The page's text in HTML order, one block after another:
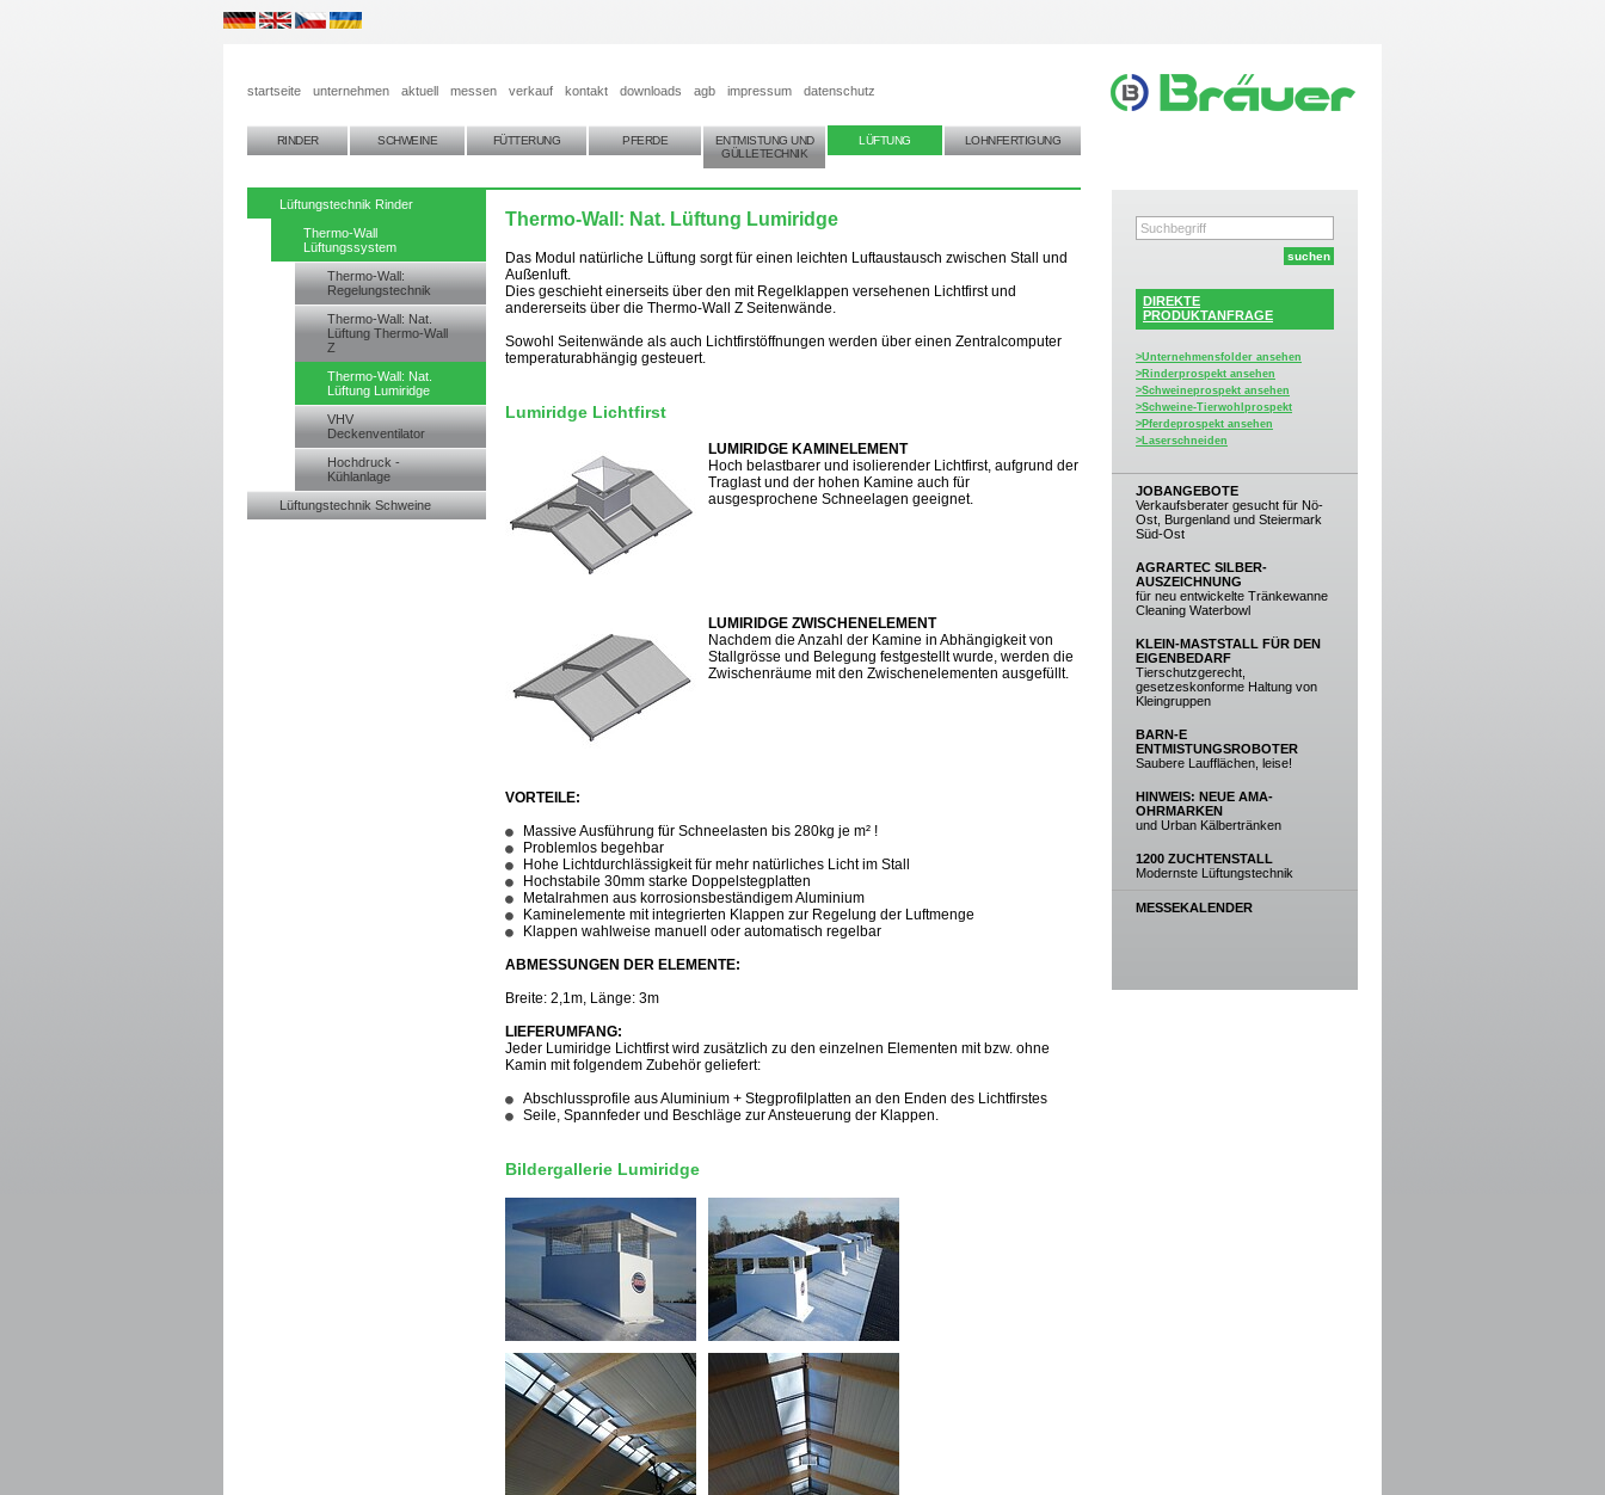
startseite unternehmen aktuell messen verkauf kontakt downloads agb impressum datenschutz
RINDER SCHWEINE FÜTTERUNG PFERDE
ENTMISTUNG UND
GÜLLETECHNIK
LÜFTUNG LOHNFERTIGUNG
DIREKTE
PRODUKTANFRAGE
>Unternehmensfolder ansehen
>Rinderprospekt ansehen
>Schweineprospekt ansehen
>Schweine-Tierwohlprospekt
>Pferdeprospekt ansehen
>Laserschneiden
JOBANGEBOTE
Verkaufsberater gesucht für Nö-
Ost, Burgenland und Steiermark
Süd-Ost
AGRARTEC SILBER-
AUSZEICHNUNG
für neu entwickelte Tränkewanne
Cleaning Waterbowl
KLEIN-MASTSTALL FÜR DEN
EIGENBEDARF
Tierschutzgerecht,
gesetzeskonforme Haltung von
Kleingruppen
BARN-E
ENTMISTUNGSROBOTER
Saubere Laufflächen, leise!
HINWEIS: NEUE AMA-
OHRMARKEN
und Urban Kälbertränken
1200 ZUCHTENSTALL
Modernste Lüftungstechnik
MESSEKALENDER
Lüftungstechnik Rinder
Thermo-Wall
Lüftungssystem
Thermo-Wall:
Regelungstechnik
Thermo-Wall: Nat.
Lüftung Thermo-Wall
Z
Thermo-Wall: Nat.
Lüftung Lumiridge
VHV
Deckenventilator
Hochdruck -
Kühlanlage
Lüftungstechnik Schweine
Thermo-Wall: Nat. Lüftung Lumiridge
Das Modul natürliche Lüftung sorgt für einen leichten Luftaustausch zwischen Stall und
Außenluft.
Dies geschieht einerseits über den mit Regelklappen versehenen Lichtfirst und
andererseits über die Thermo-Wall Z Seitenwände.
Sowohl Seitenwände als auch Lichtfirstöffnungen werden über einen Zentralcomputer
temperaturabhängig gesteuert.
Lumiridge Lichtfirst
LUMIRIDGE KAMINELEMENT
Hoch belastbarer und isolierender Lichtfirst, aufgrund der
Traglast und der hohen Kamine auch für
ausgesprochene Schneelagen geeignet.
LUMIRIDGE ZWISCHENELEMENT
Nachdem die Anzahl der Kamine in Abhängigkeit von
Stallgrösse und Belegung festgestellt wurde, werden die
Zwischenräume mit den Zwischenelementen ausgefüllt.
VORTEILE:
Massive Ausführung für Schneelasten bis 280kg je m² !
Problemlos begehbar
Hohe Lichtdurchlässigkeit für mehr natürliches Licht im Stall
Hochstabile 30mm starke Doppelstegplatten
Metalrahmen aus korrosionsbeständigem Aluminium
Kaminelemente mit integrierten Klappen zur Regelung der Luftmenge
Klappen wahlweise manuell oder automatisch regelbar
ABMESSUNGEN DER ELEMENTE:
Breite: 2,1m, Länge: 3m
LIEFERUMFANG:
Jeder Lumiridge Lichtfirst wird zusätzlich zu den einzelnen Elementen mit bzw. ohne
Kamin mit folgendem Zubehör geliefert:
Abschlussprofile aus Aluminium + Stegprofilplatten an den Enden des Lichtfirstes
Seile, Spannfeder und Beschläge zur Ansteuerung der Klappen.
Bildergallerie Lumiridge